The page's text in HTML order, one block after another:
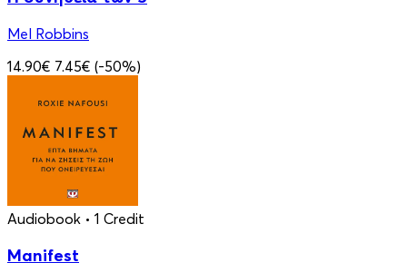
Mel Robbins
14.90€ 7.45€ (-50%)
Audiobook • 1 Credit
Manifest